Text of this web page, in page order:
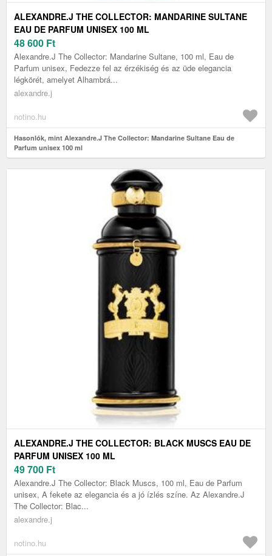
ALEXANDRE.J THE COLLECTOR: MANDARINE SULTANE
EAU DE PARFUM UNISEX 100 ML
48 600 Ft
Alexandre.J The Collector: Mandarine Sultane, 100 ml, Eau de
Parfum unisex, Fedezze fel az érzékiség és az üde elegancia
légkörét, amelyet Alhambrá...
alexandre.j
notino.hu
Hasonlók, mint Alexandre.J The Collector: Mandarine Sultane Eau de
Parfum unisex 100 ml
ALEXANDRE.J THE COLLECTOR: BLACK MUSCS EAU DE
PARFUM UNISEX 100 ML
49 700 Ft
Alexandre.J The Collector: Black Muscs, 100 ml, Eau de Parfum
unisex, A fekete az elegancia és a jó ízlés színe. Az Alexandre.J
The Collector: Blac...
alexandre.j
notino.hu